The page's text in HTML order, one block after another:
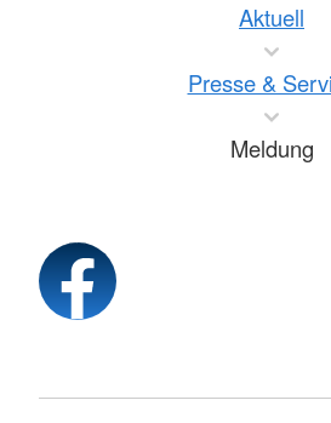
Aktuell
Presse &
Meldung